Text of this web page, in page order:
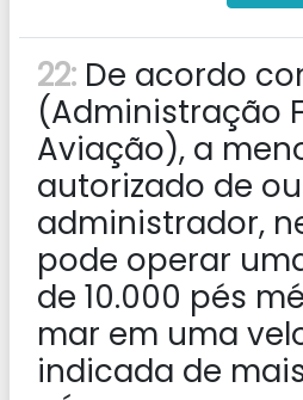
22: De acordo
(Administração
Aviação), a
autorizado de
administrador,
pode operar
de 10.000 pés
mar em uma
indicada de